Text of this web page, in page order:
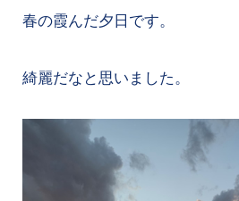
春の霞んだ夕日です。
綺麗だなと思いました。